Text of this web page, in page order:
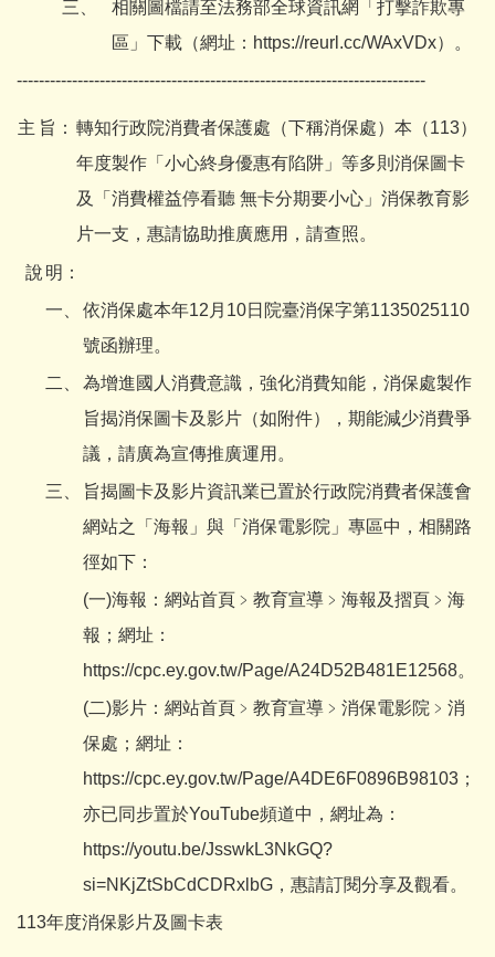
三、
相關圖檔請至法務部全球資訊網「打擊詐欺專
區」下載（網址： https://reurl.cc/WAxVDx）。
--------------------------------------------------------------------------
主 旨： 轉知行政院消費者保護處（下稱消保處）本（113）
年度製作「小心終身優惠有陷阱」等多則消保圖卡
及「消費權益停看聽 無卡分期要小心」消保教育影
片一支，惠請協助推廣應用，請查照。
說 明：
一、
依消保處本年12月10日院臺消保字第1135025110
號函辦理。
二、
為增進國人消費意識，強化消費知能，消保處製作
旨揭消保圖卡及影片（如附件），期能減少消費爭
議，請廣為宣傳推廣運用。
三、
旨揭圖卡及影片資訊業已置於行政院消費者保護會
網站之「海報」與「消保電影院」專區中，相關路
徑如下：
(一)海報：網站首頁﹥教育宣導﹥海報及摺頁﹥海
報；網址：
https://cpc.ey.gov.tw/Page/A24D52B481E12568。
(二)影片：網站首頁﹥教育宣導﹥消保電影院﹥消
保處；網址：
https://cpc.ey.gov.tw/Page/A4DE6F0896B98103 ；
亦已同步置於YouTube頻道中，網址為：
https://youtu.be/JsswkL3NkGQ?
si=NKjZtSbCdCDRxlbG ，惠請訂閱分享及觀看。
113年度消保影片及圖卡表